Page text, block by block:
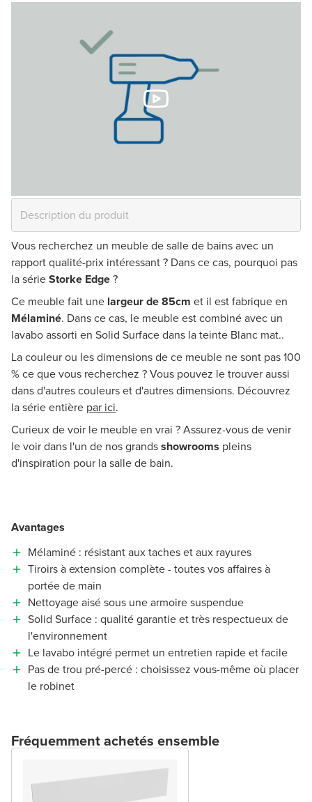
Vous recherchez un meuble de salle de bains avec un
rapport qualité-prix intéressant ? Dans ce cas, pourquoi pas
la sérieStorke Edge?
Ce meuble fait une largeur de 85cm et il est fabrique en
Mélaminé. Dans ce cas, le meuble est combiné avec un
lavabo assorti en Solid Surface dans la teinte Blanc mat..
La couleur ou les dimensions de ce meuble ne sont pas 100
% ce que vous recherchez ? Vous pouvez le trouver aussi
dans d'autres couleurs et d'autres dimensions. Découvrez
la série entière par ici.
Curieux de voir le meuble en vrai ? Assurez-vous de venir
le voir dans l'un de nos grandsshowrooms pleins
d'inspiration pour la salle de bain.
Avantages
Mélaminé : résistant aux taches et aux rayures
Tiroirs à extension complète - toutes vos affaires à
portée de main
Nettoyage aisé sous une armoire suspendue
Solid Surface : qualité garantie et très respectueux de
l'environnement
Le lavabo intégré permet un entretien rapide et facile
Pas de trou pré-percé : choisissez vous-même où placer
le robinet
Fréquemment achetés ensemble